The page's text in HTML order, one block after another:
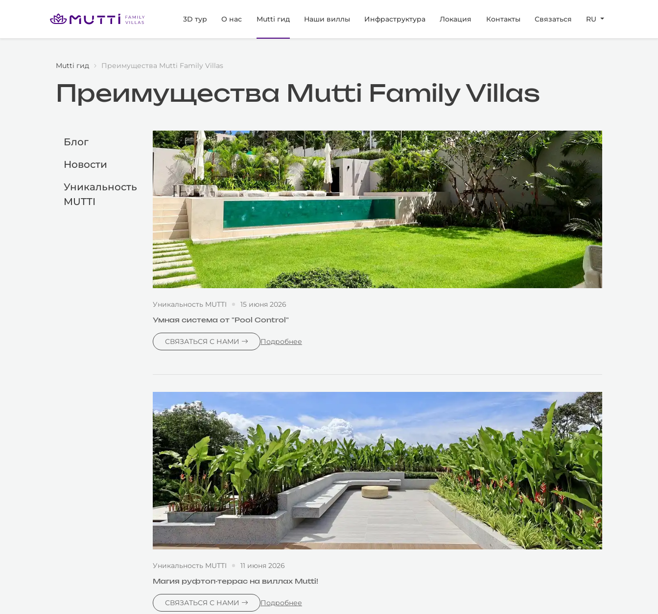
3D тур О нас Mutti гид Наши виллы Инфраструктура Локация Контакты Связаться RU
Mutti гид Преимущества Mutti Family Villas
Преимущества Mutti Family Villas
Блог
Новости
Уникальность
MUTTI
Уникальность MUTTI 15 июня 2026
Умная система от "Pool Control"
СВЯЗАТЬСЯ С НАМИ Подробнее
Уникальность MUTTI 11 июня 2026
Магия руфтоп-террас на виллах Mutti!
СВЯЗАТЬСЯ С НАМИ Подробнее